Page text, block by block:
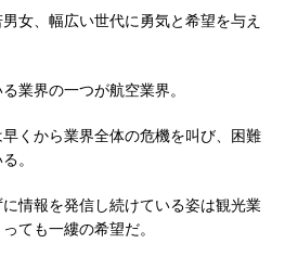
女、幅広い世代に勇気と希望を与え
業界の一つが航空業界。
くから業界全体の危機を叫び、困難
。
情報を発信し続けている姿は観光業
ても一縷の希望だ。